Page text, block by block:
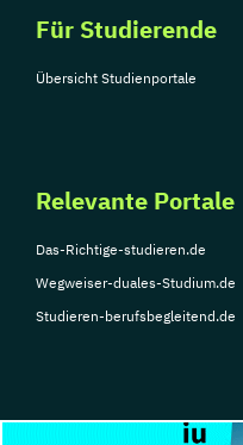
Wirtschaftsrecht
Für Studierende
Übersicht Studienportale
Relevante Portale
Das-Richtige-studieren.de
Wegweiser-duales-Studium.de
Studieren-berufsbegleitend.de